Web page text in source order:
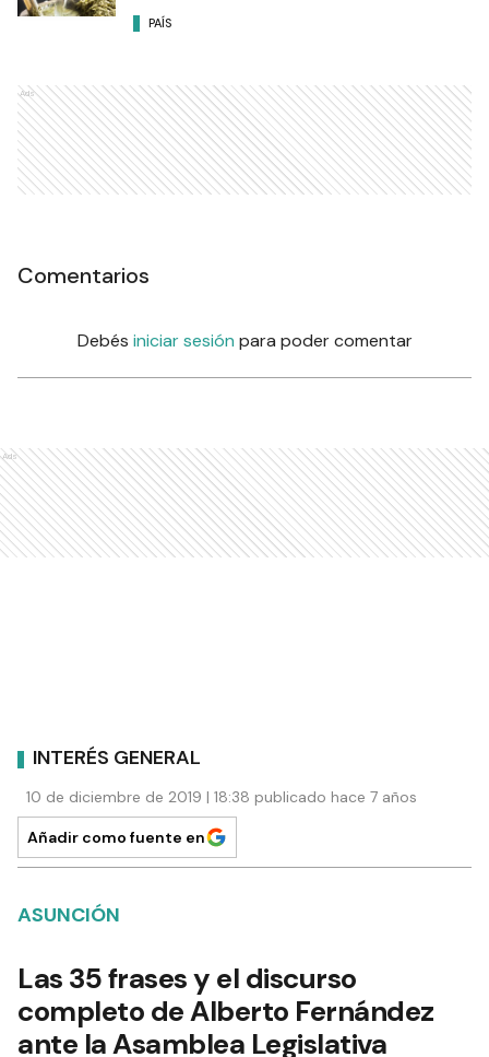
PAÍS
Ads
Comentarios
Debés iniciar sesión para poder comentar
Ads
INTERÉS GENERAL
10 de diciembre de 2019 | 18:38 publicado hace 7 años
Añadir como fuente en
ASUNCIÓN
Las 35 frases y el discurso
completo de Alberto Fernández
ante la Asamblea Legislativa